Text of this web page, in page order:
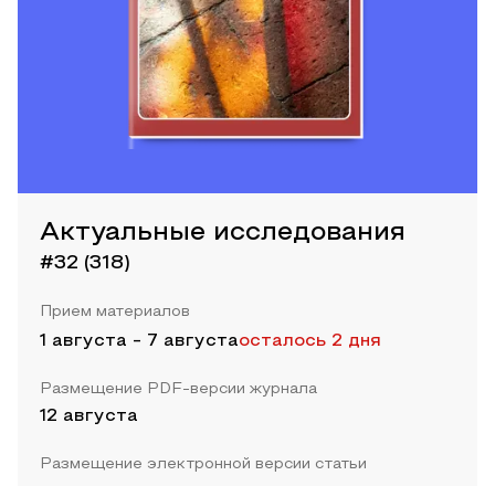
Актуальные исследования
#32 (318)
Прием материалов
1 августа - 7 августаосталось 2 дня
Размещение PDF-версии журнала
12 августа
Размещение электронной версии статьи